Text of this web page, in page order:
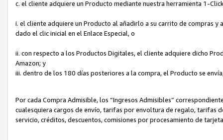
c. el cliente adquiere un Producto mediante nuestra herramienta 1-
i. el cliente adquiere un Producto al añadirlo a su carrito de compras
dado el clic inicial en el Enlace Especial, o
ii. con respecto a los Productos Digitales, el cliente adquiere dicho
Amazon; y
iii. dentro de los 180 días posteriores a la compra, el Producto se
Por cada Compra Admisible, los “Ingresos Admisibles”
cualesquiera cargos de envío, tarifas por envoltura de regalo, tarifas
servicio, créditos, descuentos, comisiones por procesamiento de